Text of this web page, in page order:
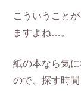
こういうこと
ますよね…。
紙の本なら気
ので、探す時間